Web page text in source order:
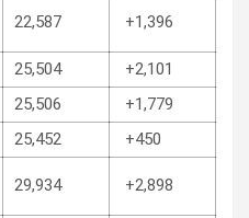
22,587 +1,396
25,504
+2,101
25,506
+1,779
25,452
+450
29,934 +2,898